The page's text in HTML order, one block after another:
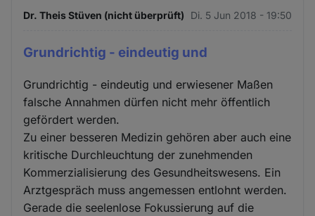
Dr. Theis Stüven (nicht überprüft) Di. 5 Jun 2018 - 19:50
Grundrichtig - eindeutig und
Grundrichtig - eindeutig und erwiesener Maßen
falsche Annahmen dürfen nicht mehr öffentlich
gefördert werden.
Zu einer besseren Medizin gehören aber auch eine
kritische Durchleuchtung der zunehmenden
Kommerzialisierung des Gesundheitswesens. Ein
Arztgespräch muss angemessen entlohnt werden.
Gerade die seelenlose Fokussierung auf die